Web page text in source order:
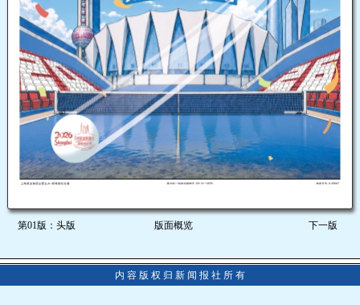
第01版：头版 版面概览 下一版
内 容 版 权 归 新 闻 报 社 所 有